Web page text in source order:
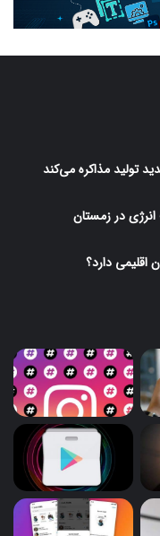
تولید مذاکره می‌کند
در زمستان
اقلیمی دارد؟